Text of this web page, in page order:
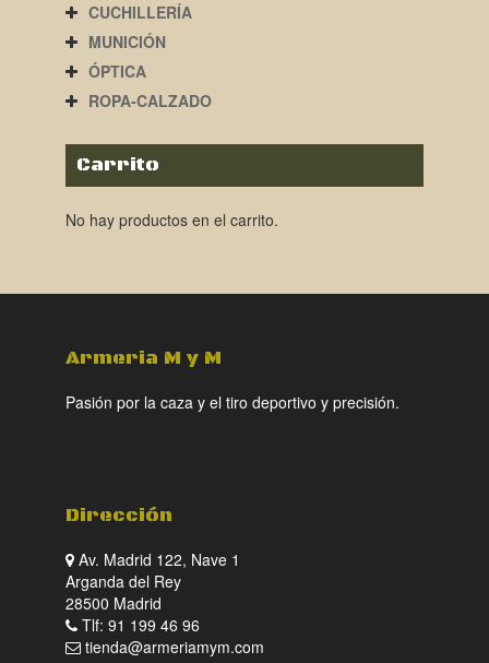
CUCHILLERÍA
MUNICIÓN
ÓPTICA
ROPA-CALZADO
Carrito
No hay productos en el carrito.
Armeria M y M
Pasión por la caza y el tiro deportivo y precisión.
Dirección
Av. Madrid 122, Nave 1
Arganda del Rey
28500 Madrid
Tlf: 91 199 46 96
tienda@armeriamym.com